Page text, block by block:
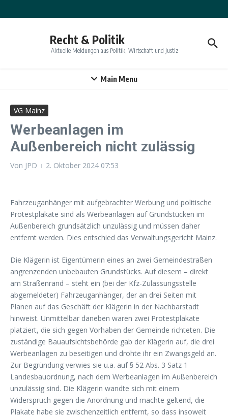
Recht & Politik
Aktuelle Meldungen aus Politik, Wirtschaft und Justiz
Main Menu
VG Mainz
Werbeanlagen im
Außenbereich nicht zulässig
Von JPD 2. Oktober 2024 07:53
Fahrzeuganhänger mit aufgebrachter Werbung und politische
Protestplakate sind als Werbeanlagen auf Grundstücken im
Außenbereich grundsätzlich unzulässig und müssen daher
entfernt werden. Dies entschied das Verwaltungsgericht Mainz.
Die Klägerin ist Eigentümerin eines an zwei Gemeindestraßen
angrenzenden unbebauten Grundstücks. Auf diesem – direkt
am Straßenrand – steht ein (bei der Kfz-Zulassungsstelle
abgemeldeter) Fahrzeuganhänger, der an drei Seiten mit
Planen auf das Geschäft der Klägerin in der Nachbarstadt
hinweist. Unmittelbar daneben waren zwei Protestplakate
platziert, die sich gegen Vorhaben der Gemeinde richteten. Die
zuständige Bauaufsichtsbehörde gab der Klägerin auf, die drei
Werbeanlagen zu beseitigen und drohte ihr ein Zwangsgeld an.
Zur Begründung verwies sie u.a. auf § 52 Abs. 3 Satz 1
Landesbauordnung, nach dem Werbeanlagen im Außenbereich
unzulässig sind. Die Klägerin wandte sich mit einem
Widerspruch gegen die Anordnung und machte geltend, die
Plakate habe sie zwischenzeitlich entfernt, so dass insoweit